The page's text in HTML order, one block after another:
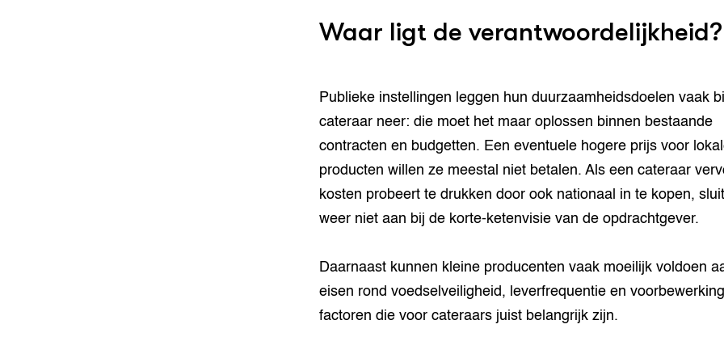
Waar ligt de
Publieke instellingen leggen hun duurzaamheidsdoelen vaak
cateraar neer: die moet het maar oplossen binnen bestaande
contracten en budgetten. Een eventuele hogere prijs voor
producten willen ze meestal niet betalen. Als een cateraar
kosten probeert te drukken door ook nationaal in te kopen,
weer niet aan bij de korte-ketenvisie van de opdrachtgever.
Daarnaast kunnen kleine producenten vaak moeilijk voldoen
eisen rond voedselveiligheid, leverfrequentie en
factoren die voor cateraars juist belangrijk zijn.